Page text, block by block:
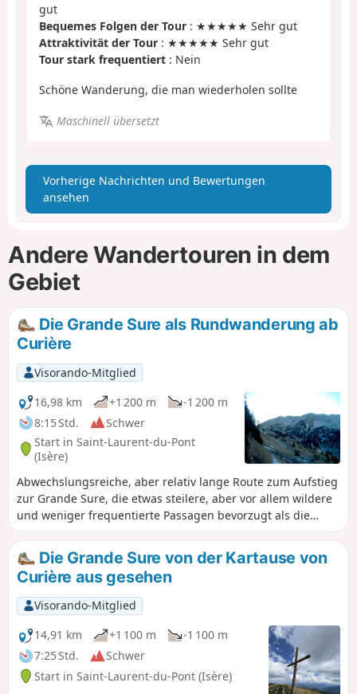
gut
Bequemes Folgen der Tour : ★★★★★ Sehr gut
Attraktivität der Tour : ★★★★★ Sehr gut
Tour stark frequentiert : Nein
Schöne Wanderung, die man wiederholen sollte
Maschinell übersetzt
Vorherige Nachrichten und Bewertungen
ansehen
Andere Wandertouren in dem
Gebiet
Die Grande Sure als Rundwanderung ab
Curière
Visorando-Mitglied
16,98 km
+1 200 m
-1 200 m
8:15 Std.
Schwer
Start in Saint-Laurent-du-Pont
(Isère)
Abwechslungsreiche, aber relativ lange Route zum Aufstieg
zur Grande Sure, die etwas steilere, aber vor allem wildere
und weniger frequentierte Passagen bevorzugt als die
üblichen Wege: Pas de la Biche und Crête des Charmilles.
Die Grande Sure von der Kartause von
Curière aus gesehen
Visorando-Mitglied
14,91 km
+1 100 m
-1 100 m
7:25 Std.
Schwer
Start in Saint-Laurent-du-Pont (Isère)